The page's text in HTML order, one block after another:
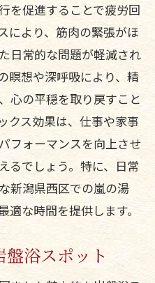
岩盤浴
の関係
体験の醍醐味
浴の秘密
体験が心の平穏を取
る心の安らぎ
効果
のヒント
を促進することで疲労回
により、筋肉の緊張がほ
日常的な問題が軽減され
瞑想や深呼吸により、精
心の平穏を取り戻すこと
クス効果は、仕事や家事
フォーマンスを向上させ
るでしょう。特に、日常
新潟県西区での嵐の湯
な時間を提供します。
浴スポット